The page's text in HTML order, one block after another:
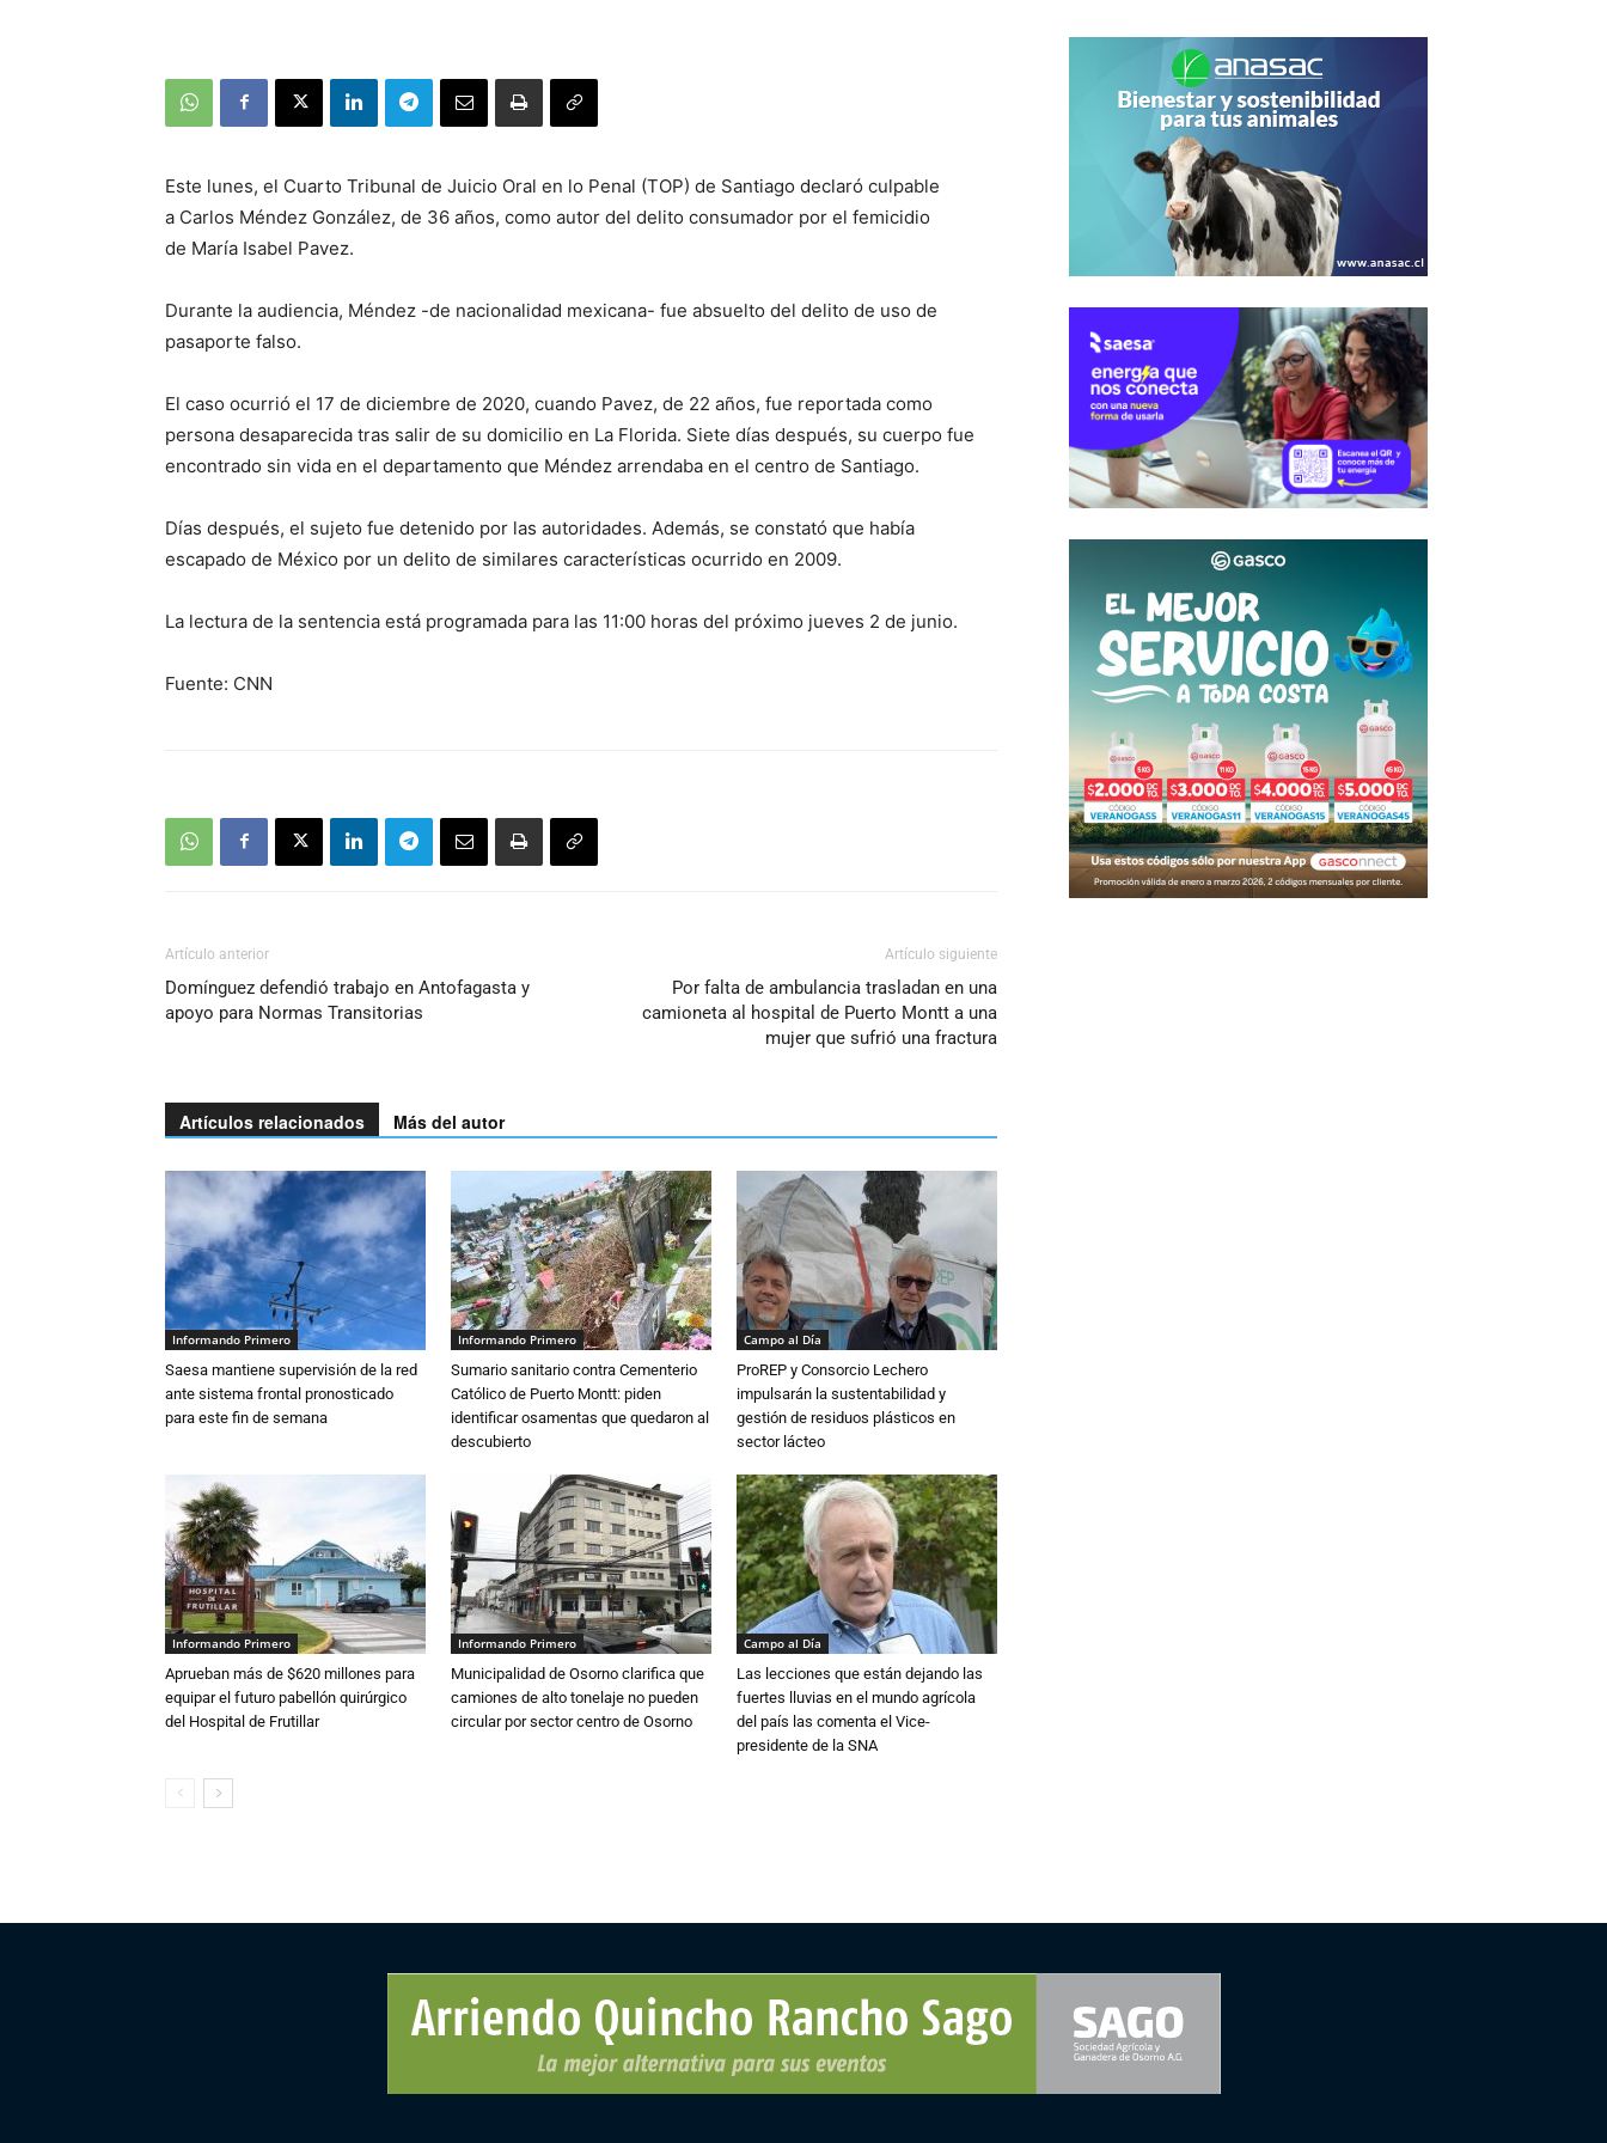
Este lunes, el Cuarto Tribunal de Juicio Oral en lo Penal (TOP) de Santiago declaró culpable
a Carlos Méndez González, de 36 años, como autor del delito consumador por el femicidio
de María Isabel Pavez.
Durante la audiencia, Méndez -de nacionalidad mexicana- fue absuelto del delito de uso de
pasaporte falso.
El caso ocurrió el 17 de diciembre de 2020, cuando Pavez, de 22 años, fue reportada como
persona desaparecida tras salir de su domicilio en La Florida. Siete días después, su cuerpo fue
encontrado sin vida en el departamento que Méndez arrendaba en el centro de Santiago.
Días después, el sujeto fue detenido por las autoridades. Además, se constató que había
escapado de México por un delito de similares características ocurrido en 2009.
La lectura de la sentencia está programada para las 11:00 horas del próximo jueves 2 de junio.
Fuente: CNN
Artículo anterior
Domínguez defendió trabajo en Antofagasta y
apoyo para Normas Transitorias
Artículo siguiente
Por falta de ambulancia trasladan en una
camioneta al hospital de Puerto Montt a una
mujer que sufrió una fractura
Artículos relacionados Más del autor
Informando Primero
Saesa mantiene supervisión de la red
ante sistema frontal pronosticado
para este fin de semana
Informando Primero
Sumario sanitario contra Cementerio
Católico de Puerto Montt: piden
identificar osamentas que quedaron al
descubierto
Campo al Día
ProREP y Consorcio Lechero
impulsarán la sustentabilidad y
gestión de residuos plásticos en
sector lácteo
Informando Primero
Aprueban más de $620 millones para
equipar el futuro pabellón quirúrgico
del Hospital de Frutillar
Informando Primero
Municipalidad de Osorno clarifica que
camiones de alto tonelaje no pueden
circular por sector centro de Osorno
Campo al Día
Las lecciones que están dejando las
fuertes lluvias en el mundo agrícola
del país las comenta el Vice-
presidente de la SNA